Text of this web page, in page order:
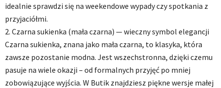
idealnie sprawdzi się na weekendowe wypady czy spotkania z
przyjaciółmi.
2. Czarna sukienka (mała czarna) — wieczny symbol elegancji
Czarna sukienka, znana jako mała czarna, to klasyka, która
zawsze pozostanie modna. Jest wszechstronna, dzięki czemu
pasuje na wiele okazji – od formalnych przyjęć po mniej
zobowiązujące wyjścia. W Butik znajdziesz piękne wersje małej